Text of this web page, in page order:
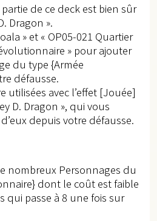
de ce deck est bien sûr
Dragon ».
» et « OP05-021 Quartier
» pour ajouter
du type {Armée
défausse.
utilisées avec l’effet [Jouée]
D. Dragon », qui vous
depuis votre défausse.
nombreux Personnages du
dont le coût est faible
qui passe à 8 une fois sur